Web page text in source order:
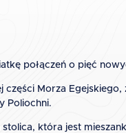
połączeń o pięć
części Morza
Poliochni.
która jest